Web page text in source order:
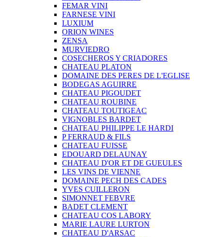
FEMAR VINI
FARNESE VINI
LUXIUM
ORION WINES
ZENSA
MURVIEDRO
COSECHEROS Y CRIADORES
CHATEAU PLATON
DOMAINE DES PERES DE L'EGLISE
BODEGAS AGUIRRE
CHATEAU PIGOUDET
CHATEAU ROUBINE
CHATEAU TOUTIGEAC
VIGNOBLES BARDET
CHATEAU PHILIPPE LE HARDI
P FERRAUD & FILS
CHATEAU FUISSE
EDOUARD DELAUNAY
CHATEAU D'OR ET DE GUEULES
LES VINS DE VIENNE
DOMAINE PECH DES CADES
YVES CUILLERON
SIMONNET FEBVRE
BADET CLEMENT
CHATEAU COS LABORY
MARIE LAURE LURTON
CHATEAU D'ARSAC